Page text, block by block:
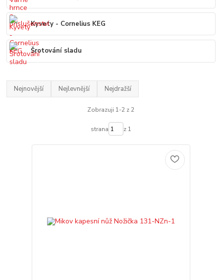
Kyvety - Cornelius KEG
Šrotování sladu
Nejnovější Nejlevnější Nejdražší
Zobrazuji 1-2 z 2
strana z 1